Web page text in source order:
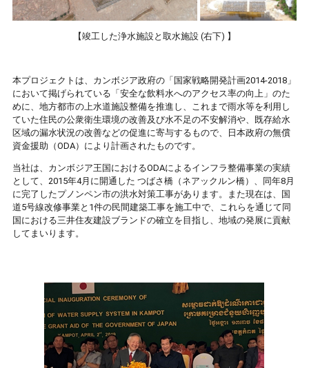
【竣工した浄水施設と取水施設 (右下) 】
本プロジェクトは、カンボジア政府の「国家戦略開発計画2014-2018」
において掲げられている「安全な飲料水へのアクセス率の向上」のた
めに、地方都市の上水道施設整備を推進し、これまで雨水等を利用し
ていた住民の公衆衛生環境の改善及び水不足の不安解消や、既存給水
区域の漏水状況の改善などの促進に寄与するもので、日本政府の無償
資金援助（ODA）により計画されたものです。
当社は、カンボジア王国におけるODAによるインフラ整備事業の実績
として、2015年4月に開通した つばさ橋（ネアックルン橋）、同年8月
に完了したプノンペン市の洪水対策工事があります。また現在は、国
道5号線改修事業と1件の民間建築工事を施工中で、これらを通じて同
国における三井住友建設ブランドの確立を目指し、地域の発展に貢献
してまいります。